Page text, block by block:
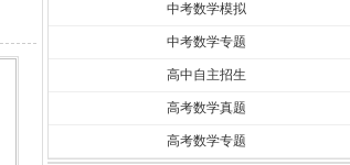
中考数学模拟
中考数学专题
高中自主招生
高考数学真题
高考数学专题